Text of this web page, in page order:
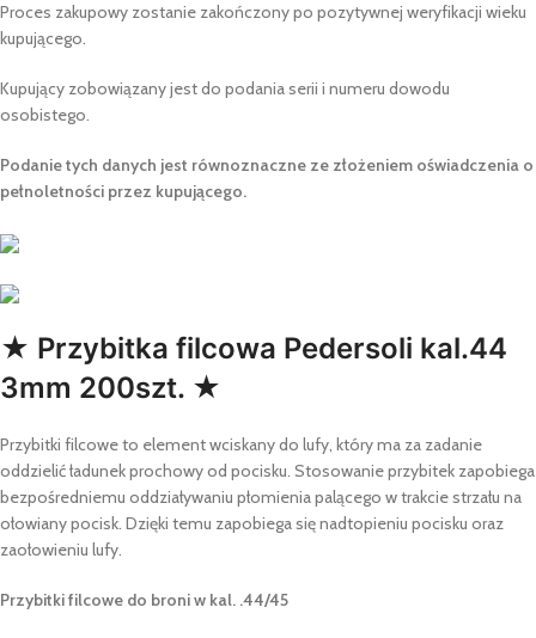
Proces zakupowy zostanie zakończony po pozytywnej weryfikacji wieku
kupującego.
Kupujący zobowiązany jest do podania serii i numeru dowodu
osobistego.
Podanie tych danych jest równoznaczne ze złożeniem oświadczenia o
pełnoletności przez kupującego.
★ Przybitka filcowa Pedersoli kal.44
3mm 200szt. ★
Przybitki filcowe to element wciskany do lufy, który ma za zadanie
oddzielić ładunek prochowy od pocisku. Stosowanie przybitek zapobiega
bezpośredniemu oddziaływaniu płomienia palącego w trakcie strzału na
ołowiany pocisk. Dzięki temu zapobiega się nadtopieniu pocisku oraz
zaołowieniu lufy.
Przybitki filcowe do broni w kal. .44/45